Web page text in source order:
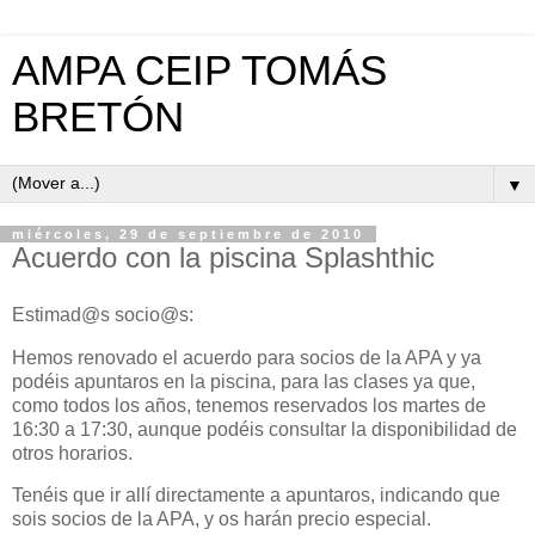
AMPA CEIP TOMÁS
BRETÓN
▼
miércoles, 29 de septiembre de 2010
Acuerdo con la piscina Splashthic
Estimad@s socio@s:
Hemos renovado el acuerdo para socios de la APA y ya
podéis apuntaros en la piscina, para las clases ya que,
como todos los años, tenemos reservados los martes de
16:30 a 17:30, aunque podéis consultar la disponibilidad de
otros horarios.
Tenéis que ir allí directamente a apuntaros, indicando que
sois socios de la APA, y os harán precio especial.